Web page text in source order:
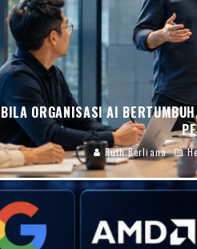
BILA ORGANISASI AI
Ruth Berliana